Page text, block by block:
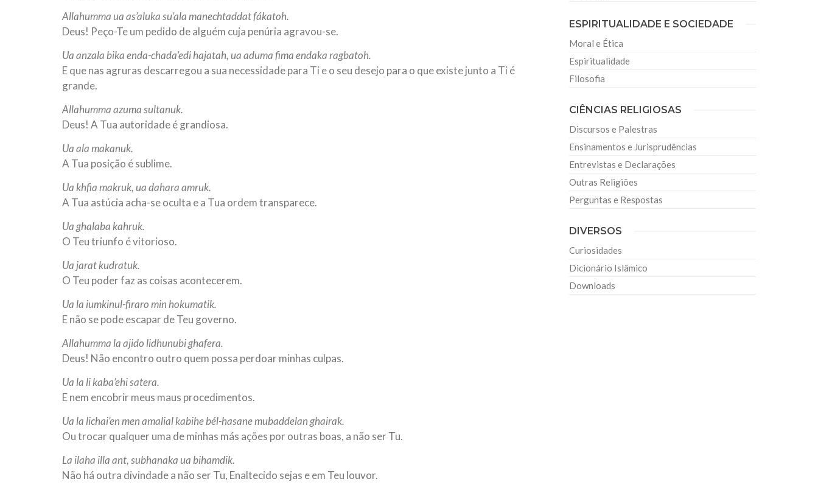
Allahumma ua as’aluka su’ala manechtaddat fákatoh.
Deus! Peço-Te um pedido de alguém cuja penúria agravou-se.
Ua anzala bika enda-chada’edi hajatah, ua aduma fima endaka ragbatoh.
E que nas agruras descarregou a sua necessidade para Ti e o seu desejo para o que existe junto a Ti é
grande.
Allahumma azuma sultanuk.
Deus! A Tua autoridade é grandiosa.
Ua ala makanuk.
A Tua posição é sublime.
Ua khfia makruk, ua dahara amruk.
A Tua astúcia acha-se oculta e a Tua ordem transparece.
Ua ghalaba kahruk.
O Teu triunfo é vitorioso.
Ua jarat kudratuk.
O Teu poder faz as coisas acontecerem.
Ua la iumkinul-firaro min hokumatik.
E não se pode escapar de Teu governo.
Allahumma la ajido lidhunubi ghafera.
Deus! Não encontro outro quem possa perdoar minhas culpas.
Ua la li kaba’ehi satera.
E nem encobrir meus maus procedimentos.
Ua la lichai’en men amalial kabihe bél-hasane mubaddelan ghairak.
Ou trocar qualquer uma de minhas más ações por outras boas, a não ser Tu.
La ilaha illa ant, subhanaka ua bihamdik.
Não há outra divindade a não ser Tu, Enaltecido sejas e em Teu louvor.
ESPIRITUALIDADE E SOCIEDADE
Moral e Ética
Espiritualidade
Filosofia
CIÊNCIAS RELIGIOSAS
Discursos e Palestras
Ensinamentos e Jurisprudências
Entrevistas e Declarações
Outras Religiões
Perguntas e Respostas
DIVERSOS
Curiosidades
Dicionário Islâmico
Downloads